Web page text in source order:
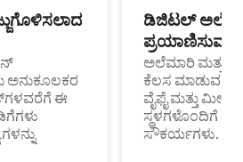
ಅನುಕೂಲಕರ
ಈ
ಡಿಜಿಟಲ್
ಪ್ರಯಾಣಿಸುವ
ಅಲೆಮಾರಿ ಮತ್ತು
ಕೆಲಸ ಮಾಡುವ
ವೈಫೈ ಮತ್ತು
ಸ್ಥಳಗಳೊಂದಿಗೆ
ಸೌಕರ್ಯಗಳು.